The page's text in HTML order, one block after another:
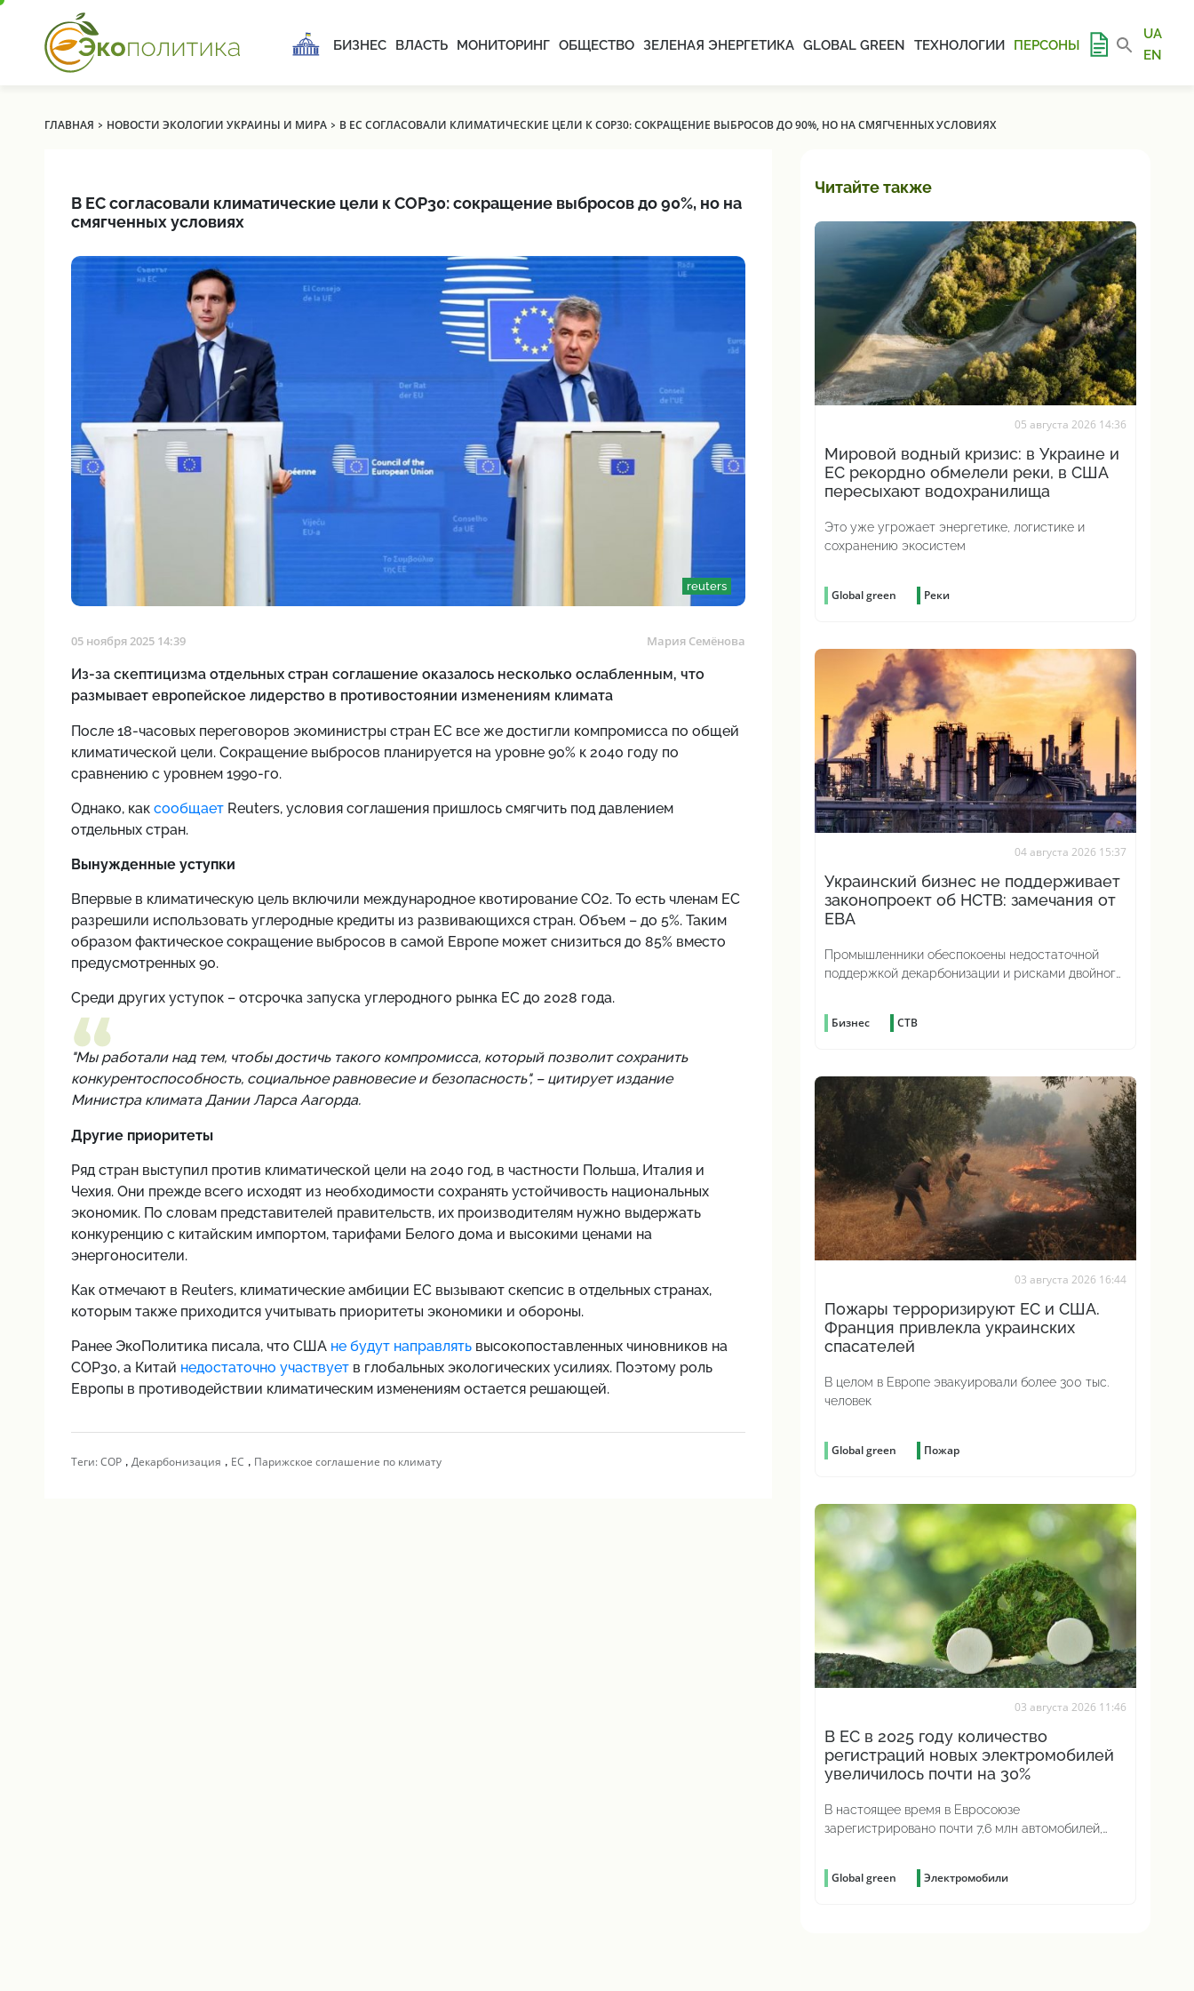
БИЗНЕС ВЛАСТЬ МОНИТОРИНГ ОБЩЕСТВО ЗЕЛЕНАЯ ЭНЕРГЕТИКА GLOBAL GREEN ТЕХНОЛОГИИ ПЕРСОНЫ
UA
EN
ГЛАВНАЯ › НОВОСТИ ЭКОЛОГИИ УКРАИНЫ И МИРА› В ЕС СОГЛАСОВАЛИ КЛИМАТИЧЕСКИЕ ЦЕЛИ К COP30: СОКРАЩЕНИЕ ВЫБРОСОВ ДО 90%, НО НА СМЯГЧЕННЫХ УСЛОВИЯХ
В ЕС согласовали климатические цели к COP30: сокращение выбросов до 90%, но на
смягченных условиях
reuters
05 ноября 2025 14:39 Мария Семёнова
Из-за скептицизма отдельных стран соглашение оказалось несколько ослабленным, что
размывает европейское лидерство в противостоянии изменениям климата
После 18-часовых переговоров экоминистры стран ЕС все же достигли компромисса по общей
климатической цели. Сокращение выбросов планируется на уровне 90% к 2040 году по
сравнению с уровнем 1990-го.
Однако, как сообщаетReuters, условия соглашения пришлось смягчить под давлением
отдельных стран.
Вынужденные уступки
Впервые в климатическую цель включили международное квотирование CO2. То есть членам ЕС
разрешили использовать углеродные кредиты из развивающихся стран. Объем – до 5%. Таким
образом фактическое сокращение выбросов в самой Европе может снизиться до 85% вместо
предусмотренных 90.
Среди других уступок – отсрочка запуска углеродного рынка ЕС до 2028 года.
"Мы работали над тем, чтобы достичь такого компромисса, который позволит сохранить
конкурентоспособность, социальное равновесие и безопасность",– цитирует издание
Министра климата Дании Ларса Аагорда.
Другие приоритеты
Ряд стран выступил против климатической цели на 2040 год, в частности Польша, Италия и
Чехия. Они прежде всего исходят из необходимости сохранять устойчивость национальных
экономик. По словам представителей правительств, их производителям нужно выдержать
конкуренцию с китайским импортом, тарифами Белого дома и высокими ценами на
энергоносители.
Как отмечают в Reuters, климатические амбиции ЕС вызывают скепсис в отдельных странах,
которым также приходится учитывать приоритеты экономики и обороны.
Ранее ЭкоПолитика писала, что США не будут направлятьвысокопоставленных чиновников на
COP30, а Китай недостаточно участвуетв глобальных экологических усилиях. Поэтому роль
Европы в противодействии климатическим изменениям остается решающей.
Теги:COP, Декарбонизация , ЕС , Парижское соглашение по климату
Читайте также
05 августа 2026 14:36
Мировой водный кризис: в Украине и
ЕС рекордно обмелели реки, в США
пересыхают водохранилища
Это уже угрожает энергетике, логистике и
сохранению экосистем
Global green Реки
04 августа 2026 15:37
Украинский бизнес не поддерживает
законопроект об НСТВ: замечания от
ЕВА
Промышленники обеспокоены недостаточной
поддержкой декарбонизации и рисками двойного
Бизнес СТВ
03 августа 2026 16:44
Пожары терроризируют ЕС и США.
Франция привлекла украинских
спасателей
В целом в Европе эвакуировали более 300 тыс.
человек
Global green Пожар
03 августа 2026 11:46
В ЕС в 2025 году количество
регистраций новых электромобилей
увеличилось почти на 30%
В настоящее время в Евросоюзе
зарегистрировано почти 7,6 млн автомобилей,
Global green Электромобили